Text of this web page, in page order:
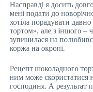
Насправді я досить
мені подати до
хотіла порадувати
тортом», але з іншого –
зупинилася на
коржа на окропі.
Рецепт шоколадного
ним може скористатися
господиня. А результат